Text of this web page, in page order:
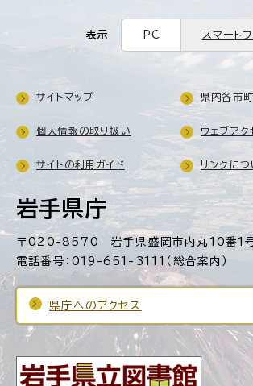
表示 PC スマート
岩手県庁
〒020-8570 岩手県盛岡市内丸10番1
電話番号：019-651-3111（総合案内）
県庁へのアクセス
サイトマップ 県内各市
個人情報の取り扱い ウェブアク
サイトの利用ガイド リンクに